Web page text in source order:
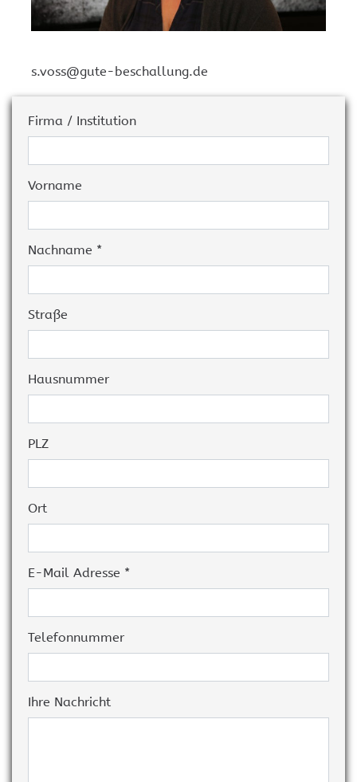
s.voss@gute-beschallung.de
Firma / Institution
Vorname
Nachname *
Straße
Hausnummer
PLZ
Ort
E-Mail Adresse *
Telefonnummer
Ihre Nachricht